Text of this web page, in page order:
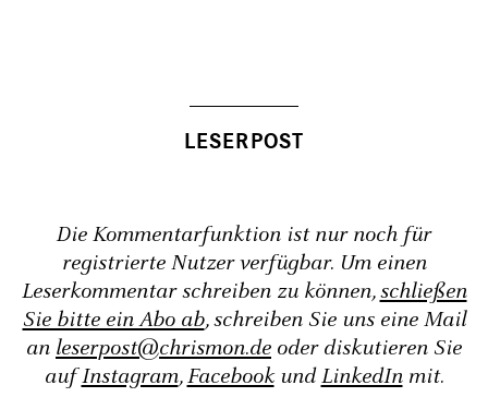
Die Kommentarfunktion ist nur noch für
registrierte Nutzer verfügbar. Um einen
Leserkommentar schreiben zu können,schließen
Sie bitte ein Abo ab, schreiben Sie uns eine Mail
an leserpost@chrismon.de oder diskutieren Sie
aufInstagram,FacebookundLinkedInmit.